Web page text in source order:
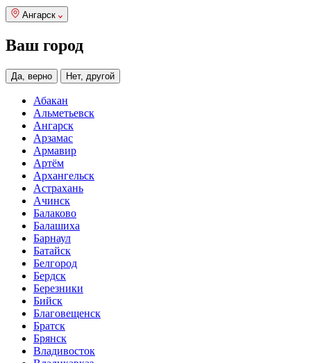
Ангарск
Ваш город
Да, верно Нет, другой
Абакан
Альметьевск
Ангарск
Арзамас
Армавир
Артём
Архангельск
Астрахань
Ачинск
Балаково
Балашиха
Барнаул
Батайск
Белгород
Бердск
Березники
Бийск
Благовещенск
Братск
Брянск
Владивосток